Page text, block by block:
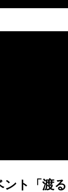
ント「渡る